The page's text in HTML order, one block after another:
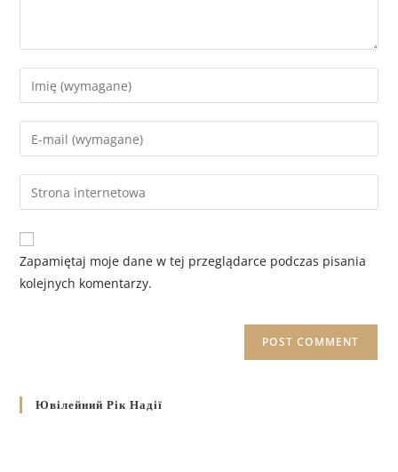
Zapamiętaj moje dane w tej przeglądarce podczas pisania
kolejnych komentarzy.
Ювілейний Рік Надії